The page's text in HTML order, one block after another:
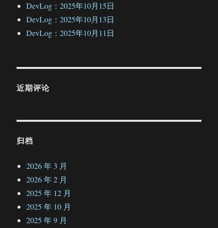
DevLog：2025年10月15日
DevLog：2025年10月13日
DevLog：2025年10月11日
近期评论
归档
2026 年 3 月
2026 年 2 月
2025 年 12 月
2025 年 10 月
2025 年 9 月